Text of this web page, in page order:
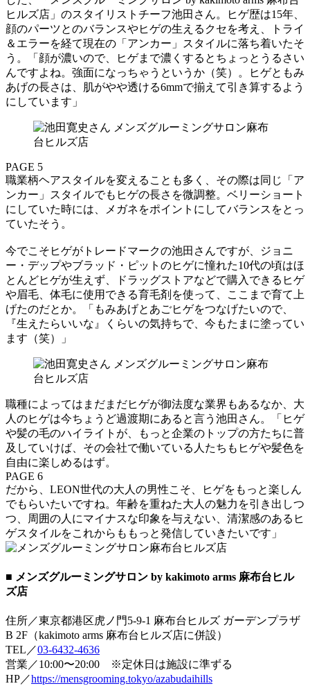
ヒルズ店」のスタイリストチーフ池田さん。ヒゲ歴は15年、
顔のパーツとのバランスやヒゲの生えるクセを考え、トライ
＆エラーを経て現在の「アンカー」スタイルに落ち着いたそ
う。「顔が濃いので、ヒゲまで濃くするとちょっとうるさい
んですよね。強面になっちゃうというか（笑）。ヒゲともみ
あげの長さは、肌がやや透ける6mmで揃えて引き算するよう
にしています」
PAGE 5
職業柄ヘアスタイルを変えることも多く、その際は同じ「ア
ンカー」スタイルでもヒゲの長さを微調整。ベリーショート
にしていた時には、メガネをポイントにしてバランスをとっ
ていたそう。
今でこそヒゲがトレードマークの池田さんですが、ジョニ
ー・デップやブラッド・ピットのヒゲに憧れた10代の頃はほ
とんどヒゲが生えず、ドラッグストアなどで購入できるヒゲ
や眉毛、体毛に使用できる育毛剤を使って、ここまで育て上
げたのだとか。「もみあげとあごヒゲをつなげたいので、
『生えたらいいな』くらいの気持ちで、今もたまに塗ってい
ます（笑）」
職種によってはまだまだヒゲが御法度な業界もあるなか、大
人のヒゲは今ちょうど過渡期にあると言う池田さん。「ヒゲ
や髪の毛のハイライトが、もっと企業のトップの方たちに普
及していけば、その会社で働いている人たちもヒゲや髪色を
自由に楽しめるはず。
PAGE 6
だから、LEON世代の大人の男性こそ、ヒゲをもっと楽しん
でもらいたいですね。年齢を重ねた大人の魅力を引き出しつ
つ、周囲の人にマイナスな印象を与えない、清潔感のあるヒ
ゲスタイルをこれからももっと発信していきたいです」
■ メンズグルーミングサロン by kakimoto arms 麻布台ヒル
ズ店
住所／東京都港区虎ノ門5-9-1 麻布台ヒルズ ガーデンプラザ
B 2F（kakimoto arms 麻布台ヒルズ店に併設）
TEL／03-6432-4636
営業／10:00〜20:00 ※定休日は施設に準ずる
HP／https://mensgrooming.tokyo/azabudaihills